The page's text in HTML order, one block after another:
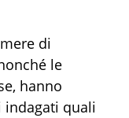
di
le
hanno
indagati quali